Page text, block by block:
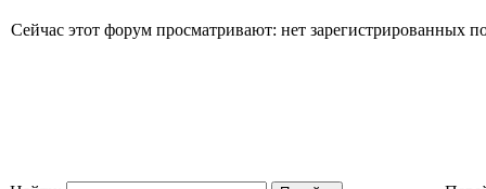
Сейчас этот форум просматривают: нет зарегистрированных